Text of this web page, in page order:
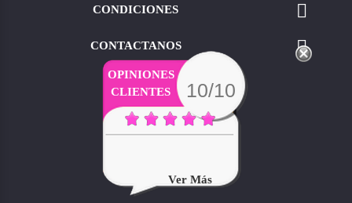
CONDICIONES 
CONTACTANOS 
OPINIONES
CLIENTES
10/10
Ver Más